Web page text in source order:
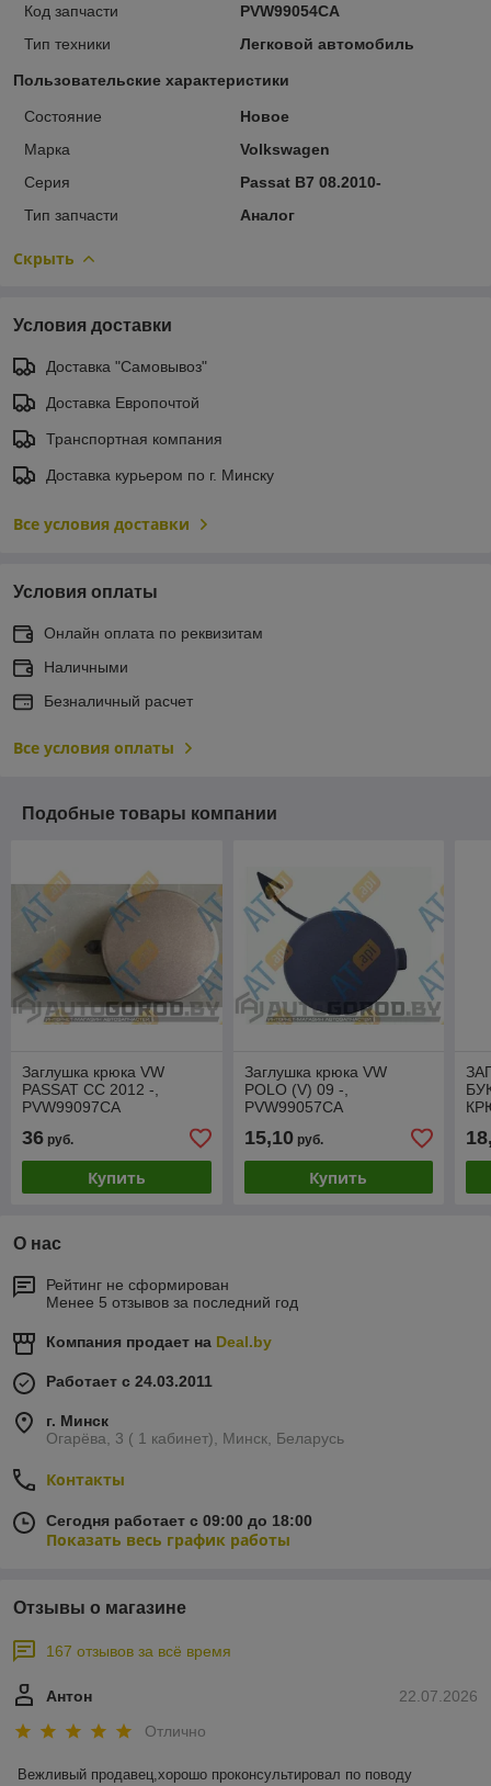
Код запчасти
PVW99054CA
Тип техники
Легковой автомобиль
Пользовательские характеристики
Состояние
Новое
Марка
Volkswagen
Серия
Passat B7 08.2010-
Тип запчасти
Аналог
Скрыть
Условия доставки
Доставка "Самовывоз"
Доставка Европочтой
Транспортная компания
Доставка курьером по г. Минску
Все условия доставки
Условия оплаты
Онлайн оплата по реквизитам
Наличными
Безналичный расчет
Все условия оплаты
Подобные товары компании
Заглушка крюка VW
PASSAT CC 2012 -,
PVW99097CA
36 руб.
Купить
Заглушка крюка VW
POLO (V) 09 -,
PVW99057CA
15,10руб.
Купить
О нас
Рейтинг не сформирован
Менее 5 отзывов за последний год
Компания продает на Deal.by
Работает с 24.03.2011
г. Минск
Огарёва, 3 ( 1 кабинет), Минск, Беларусь
Контакты
Сегодня работает с 09:00 до 18:00
Показать весь график работы
Отзывы о магазине
167 отзывов за всё время
22.07.2026
Антон
Отлично
Вежливый продавец,хорошо проконсультировал по поводу